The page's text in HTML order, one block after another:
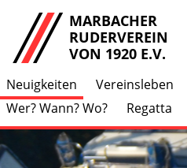
MARBACHER
RUDERVEREIN
VON 1920 E.V.
Neuigkeiten Vereinsleben
Wer? Wann? Wo?
Regatta